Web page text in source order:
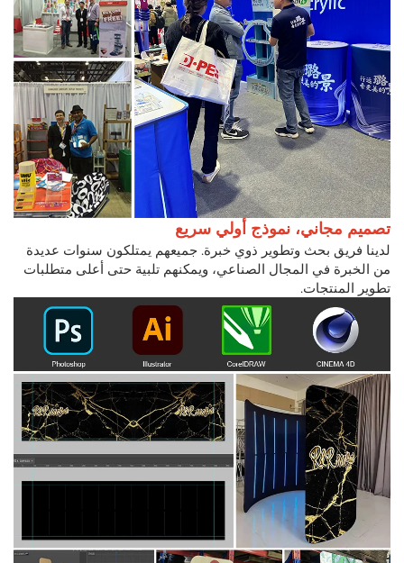
تصميم مجاني، نموذج أولي سريع
لدينا فريق بحث وتطوير ذوي خبرة. جميعهم يمتلكون سنوات عديدة
من الخبرة في المجال الصناعي، ويمكنهم تلبية حتى أعلى متطلبات
تطوير المنتجات.